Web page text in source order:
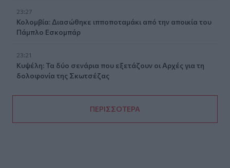
23:27
Κολομβία: Διασώθηκε ιπποποταμάκι από την αποικία του
Πάμπλο Εσκομπάρ
23:21
Κυψέλη: Τα δύο σενάρια που εξετάζουν οι Αρχές για τη
δολοφονία της Σκωτσέζας
ΠΕΡΙΣΣΟΤΕΡΑ